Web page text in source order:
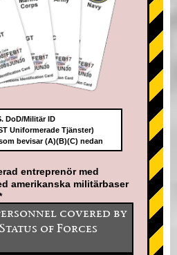
DoD/Militär ID
Uniformerade Tjänster)
bevisar (A)(B)(C) nedan
entreprenör med
amerikanska militärbaser
covered by
of Forces